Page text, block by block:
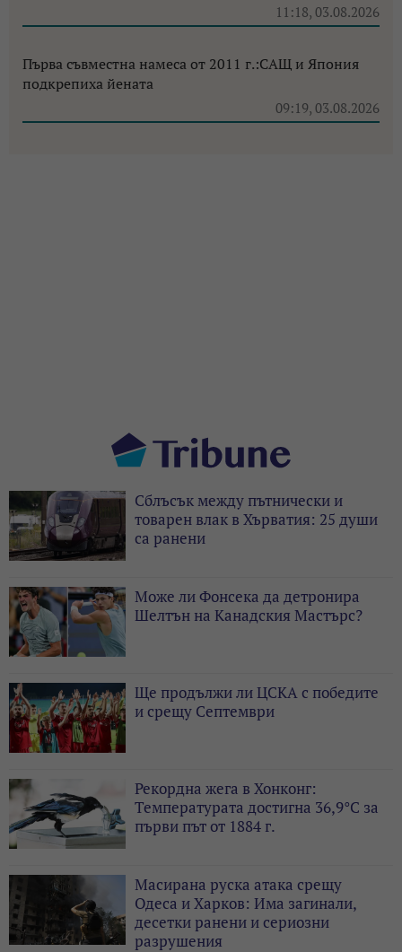
11:18, 03.08.2026
Първа съвместна намеса от 2011 г.:САЩ и Япония
подкрепиха йената
09:19, 03.08.2026
Сблъсък между пътнически и
товарен влак в Хърватия: 25 души
са ранени
Може ли Фонсека да детронира
Шелтън на Канадския Мастърс?
Ще продължи ли ЦСКА с победите
и срещу Септември
Рекордна жега в Хонконг:
Температурата достигна 36,9°C за
първи път от 1884 г.
Масирана руска атака срещу
Одеса и Харков: Има загинали,
десетки ранени и сериозни
разрушения